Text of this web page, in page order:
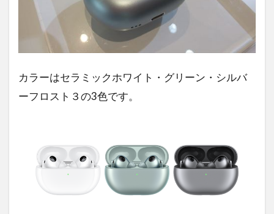
カラーはセラミックホワイト・グリーン・シルバ
ーフロスト３の3色です。